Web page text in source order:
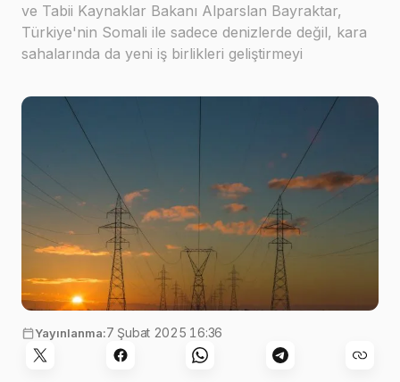
ve Tabii Kaynaklar Bakanı Alparslan Bayraktar,
Türkiye'nin Somali ile sadece denizlerde değil, kara
sahalarında da yeni iş birlikleri geliştirmeyi
Görsel:Matthew Henry
Yayınlanma:7 Şubat 2025 16:36